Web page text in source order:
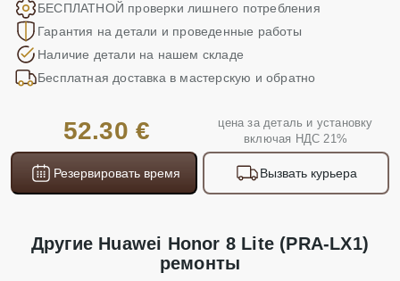
52.30 €
цена за деталь и установку
включая НДС 21%
Вызвать курьера
Резервировать время
БЕСПЛАТНОЙ проверки лишнего потребления
Гарантия на детали и проведенные работы
Наличие детали на нашем складе
Бесплатная доставка в мастерскую и обратно
Другие Huawei Honor 8 Lite (PRA-LX1)
ремонты